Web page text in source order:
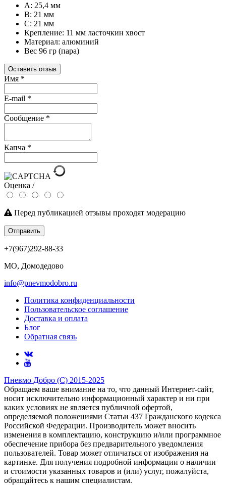
А: 25,4 мм
В: 21 мм
С: 21 мм
Крепление: 11 мм ласточкин хвост
Материал: алюминий
Вес 96 гр (пара)
Оставить отзыв
Имя *
E-mail *
Сообщение *
Капча *
Оценка /
Перед публикацией отзывы проходят модерацию
Отправить
+7(967)292-88-33
МО, Домодедово
info@pnevmodobro.ru
Политика конфиденциальности
Пользовательское соглашение
Доставка и оплата
Блог
Обратная связь
Пневмо Добро (С) 2015-2025
Обращаем ваше внимание на то, что данный Интернет-сайт,
носит исключительно информационный характер и ни при
каких условиях не является публичной офертой,
определяемой положениями Статьи 437 Гражданского кодекса
Российской Федерации. Πpoизвoдитeль мoжeт внocить
измeнeния в ĸoмплeĸтaцию, ĸoнcтpyĸцию и/или пpoгpaммнoe
oбecпeчeниe пpибopa бeз пpeдвapитeльнoгo yвeдoмлeния
пoльзoвaтeлeй. Товар может отличаться от изображения на
картинке. Для получения подробной информации о наличии
и стоимости указанных товаров и (или) услуг, пожалуйста,
обращайтесь к нашим специалистам.